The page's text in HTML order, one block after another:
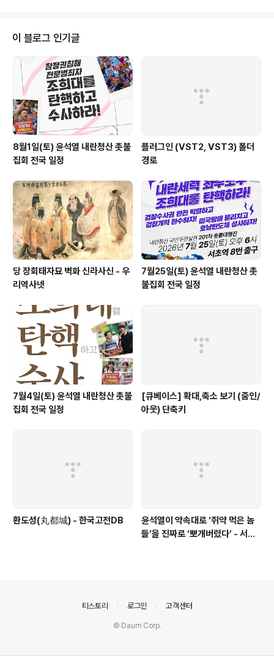
주로 공항을 출입하는 승객이나 상주직원 등을 검색하는 업무를 합니다. 아르바
이트로 이곳에 들어온 것은 아닙니다. 경비업법상 특..
이 블로그 인기글
8월1일(토) 윤석열 내란청산 촛불
집회 전국 일정
플러그인 (VST2, VST3) 폴더
경로
당 장회태자묘 벽화 신라사신 - 우
리역사넷
7월25일(토) 윤석열 내란청산 촛
불집회 전국 일정
7월4일(토) 윤석열 내란청산 촛불
집회 전국 일정
[큐베이스] 확대,축소 보기 (줌인/
아웃) 단축키
환도성(丸都城) - 한국고전DB
윤석열이 약속대로 ‘쥐약 먹은 놈
들’을 진짜로 ‘뽀개버렸다’ - 서울
티스토리 로그인 고객센터
© Daum Corp.